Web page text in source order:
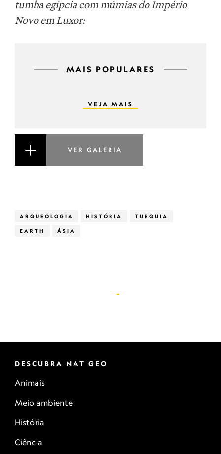
tumba egípcia com múmias do Império
Novo em Luxor:
MAIS POPULARES
VEJA MAIS
VER GALERIA
ARQUEOLOGIA HISTÓRIA TURQUIA
EARTH ÁSIA
DESCUBRA NAT GEO
Animais
Meio ambiente
História
Ciência